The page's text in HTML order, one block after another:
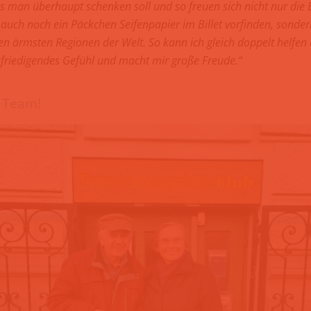
man überhaupt schenken soll und so freuen sich nicht nur die
noch ein Päckchen Seifenpapier im Billet vorfinden,
ärmsten Regionen der Welt. So kann ich gleich doppelt
Gefühl und macht mir große Freude.“